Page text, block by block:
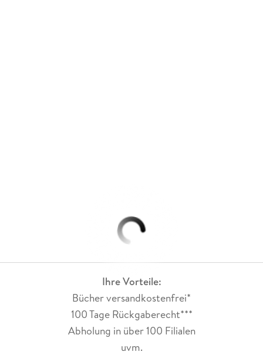
Ihre Vorteile:
Bücher versandkostenfrei*
100 Tage Rückgaberecht***
Abholung in über 100 Filialen
uvm.